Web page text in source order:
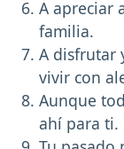
A apreciar
familia.
A disfrutar
vivir con
Aunque
ahí para ti.